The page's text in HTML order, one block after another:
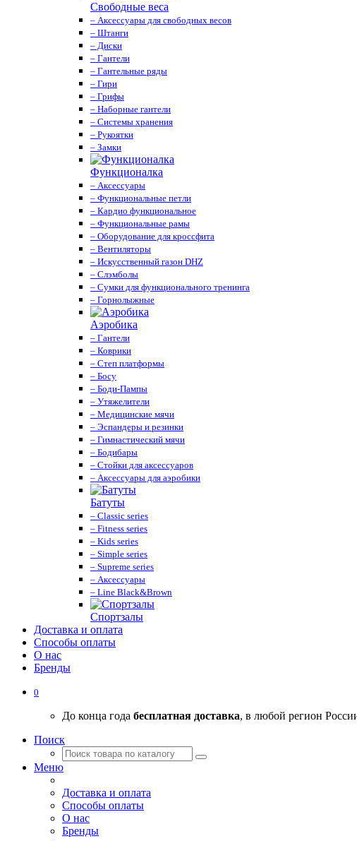
Свободные веса
– Аксессуары для свободных весов
– Штанги
– Диски
– Гантели
– Гантельные ряды
– Гири
– Грифы
– Наборные гантели
– Системы хранения
– Рукоятки
– Замки
Функционалка
– Аксессуары
– Функциональные петли
– Кардио функциональное
– Функциональные рамы
– Оборудование для кроссфита
– Вентиляторы
– Искусственный газон DHZ
– Слэмболы
– Сумки для функционального тренинга
– Горнолыжные
Аэробика
– Гантели
– Коврики
– Степ платформы
– Босу
– Боди-Пампы
– Утяжелители
– Медицинские мячи
– Эспандеры и резинки
– Гимнастический мячи
– Бодибары
– Стойки для аксессуаров
– Аксессуары для аэробики
Батуты
– Classic series
– Fitness series
– Kids series
– Simple series
– Supreme series
– Аксессуары
– Line Black&Brown
Спортзалы
Доставка и оплата
Способы оплаты
О нас
Бренды
0
До конца года бесплатная доставка, в любой регион
Поиск
Меню
Доставка и оплата
Способы оплаты
О нас
Бренды